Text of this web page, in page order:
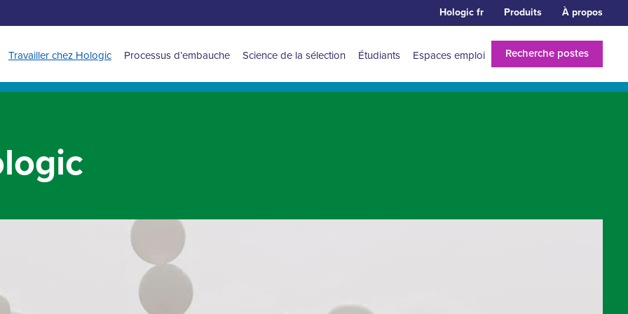
Hologic fr Produits À propos
Navigation
for
Travailler chez Hologic Processus d’embauche Science de la sélection Étudiants Espaces emploi Recherche postes